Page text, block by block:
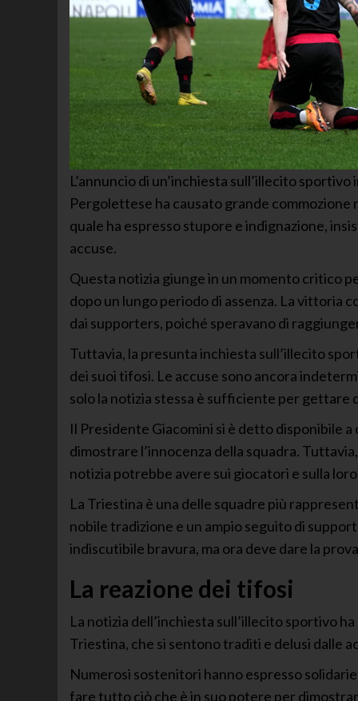
L’annuncio di un’inchiesta sull’illecito
Pergolettese ha causato grande commozione
quale ha espresso stupore e indignazione,
accuse.
Questa notizia giunge in un momento critico
dopo un lungo periodo di assenza. La vittoria
dai supporters, poiché speravano di
Tuttavia, la presunta inchiesta sull’illecito
dei suoi tifosi. Le accuse sono ancora
solo la notizia stessa è sufficiente per gettare
Il Presidente Giacomini si è detto disponibile
dimostrare l’innocenza della squadra.
notizia potrebbe avere sui giocatori e sulla
La Triestina è una delle squadre più
nobile tradizione e un ampio seguito di
indiscutibile bravura, ma ora deve dare la
La reazione dei tifosi
La notizia dell’inchiesta sull’illecito sportivo
Triestina, che si sentono traditi e delusi dalle
Numerosi sostenitori hanno espresso
fare tutto ciò che è in suo potere per